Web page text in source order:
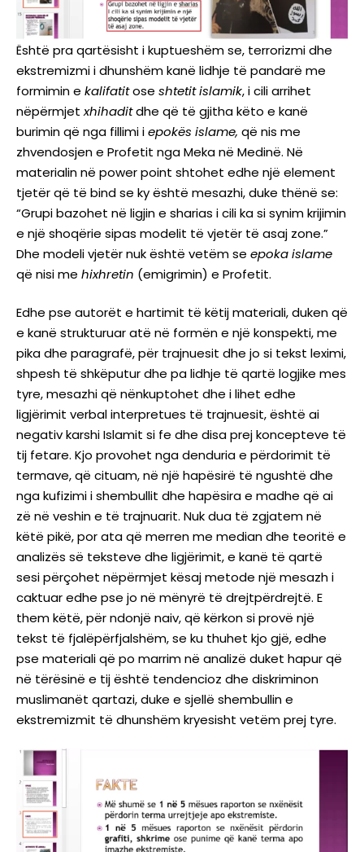
Është pra qartësisht i kuptueshëm se, terrorizmi dhe
ekstremizmi i dhunshëm kanë lidhje të pandarë me
formimin e kalifatitose shtetitislamik, i cili arrihet
nëpërmjetxhihaditdhe që të gjitha këto e kanë
burimin që nga fillimi iepokës islame, që nis me
zhvendosjen e Profetit nga Meka në Medinë. Në
materialin në power point shtohet edhe një element
tjetër që të bind se ky është mesazhi, duke thënë se:
“Grupi bazohet në ligjin e sharias i cili ka si synim krijimin
e një shoqërie sipas modelit të vjetër të asaj zone.”
Dhe modeli vjetër nuk është vetëm se epoka islame
që nisi me hixhretin (emigrimin) e Profetit.
Edhe pse autorët e hartimit të këtij materiali, duken që
e kanë strukturuar atë në formën e një konspekti, me
pika dhe paragrafë, për trajnuesit dhe jo si tekst leximi,
shpesh të shkëputur dhe pa lidhje të qartë logjike mes
tyre, mesazhi që nënkuptohet dhe i lihet edhe
ligjërimit verbal interpretues të trajnuesit, është ai
negativ karshi Islamit si fe dhe disa prej koncepteve të
tij fetare. Kjo provohet nga denduria e përdorimit të
termave, që cituam, në një hapësirë të ngushtë dhe
nga kufizimi i shembullit dhe hapësira e madhe që ai
zë në veshin e të trajnuarit. Nuk dua të zgjatem në
këtë pikë, por ata që merren me median dhe teoritë e
analizës së teksteve dhe ligjërimit, e kanë të qartë
sesi përçohet nëpërmjet kësaj metode një mesazh i
caktuar edhe pse jo në mënyrë të drejtpërdrejtë. E
them këtë, për ndonjë naiv, që kërkon si provë një
tekst të fjalëpërfjalshëm, se ku thuhet kjo gjë, edhe
pse materiali që po marrim në analizë duket hapur që
në tërësinë e tij është tendencioz dhe diskriminon
muslimanët qartazi, duke e sjellë shembullin e
ekstremizmit të dhunshëm kryesisht vetëm prej tyre.